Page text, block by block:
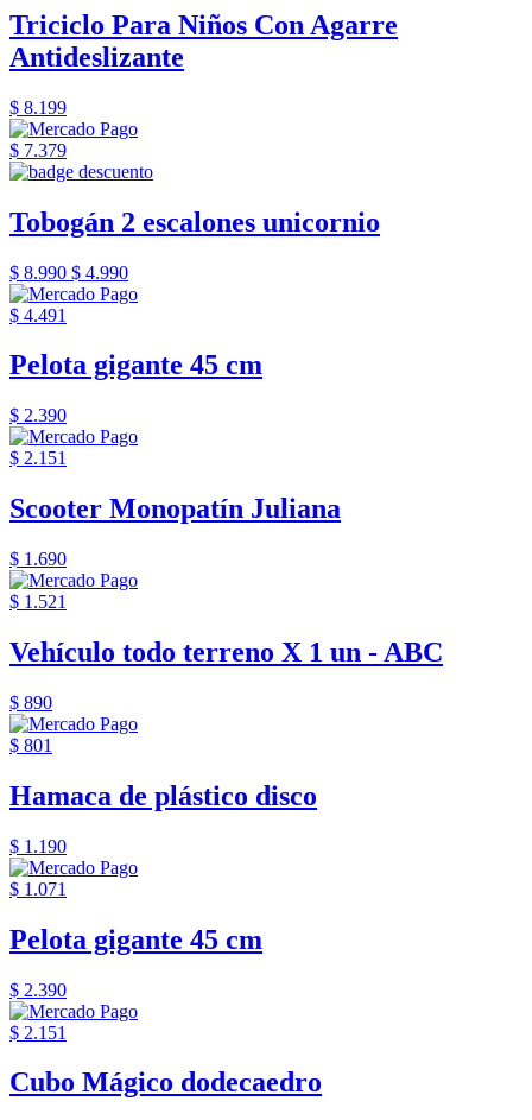
Triciclo Para Niños Con Agarre
Antideslizante
$ 8.199
$ 7.379
Tobogán 2 escalones unicornio
$ 8.990 $ 4.990
$ 4.491
Pelota gigante 45 cm
$ 2.390
$ 2.151
Scooter Monopatín Juliana
$ 1.690
$ 1.521
Vehículo todo terreno X 1 un - ABC
$ 890
$ 801
Hamaca de plástico disco
$ 1.190
$ 1.071
Pelota gigante 45 cm
$ 2.390
$ 2.151
Cubo Mágico dodecaedro